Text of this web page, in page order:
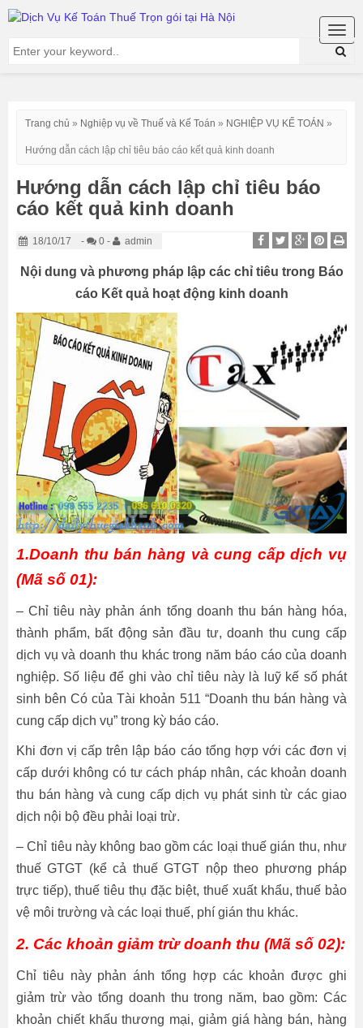
Trang chủ » Nghiệp vụ về Thuế và Kế Toán » NGHIỆP VỤ KẾ TOÁN »
Hướng dẫn cách lập chỉ tiêu báo cáo kết quả kinh doanh
Hướng dẫn cách lập chỉ tiêu báo
cáo kết quả kinh doanh
18/10/17 - 0 - admin
Nội dung và phương pháp lập các chỉ tiêu trong Báo
cáo Kết quả hoạt động kinh doanh
1.Doanh thu bán hàng và cung cấp dịch vụ
(Mã số 01):
– Chỉ tiêu này phản ánh tổng doanh thu bán hàng hóa,
thành phẩm, bất động sản đầu tư, doanh thu cung cấp
dịch vụ và doanh thu khác trong năm báo cáo của doanh
nghiệp. Số liệu để ghi vào chỉ tiêu này là luỹ kế số phát
sinh bên Có của Tài khoản 511 “Doanh thu bán hàng và
cung cấp dịch vụ” trong kỳ báo cáo.
Khi đơn vị cấp trên lập báo cáo tổng hợp với các đơn vị
cấp dưới không có tư cách pháp nhân, các khoản doanh
thu bán hàng và cung cấp dịch vụ phát sinh từ các giao
dịch nội bộ đều phải loại trừ.
– Chỉ tiêu này không bao gồm các loại thuế gián thu, như
thuế GTGT (kể cả thuế GTGT nộp theo phương pháp
trực tiếp), thuế tiêu thụ đặc biệt, thuế xuất khẩu, thuế bảo
vệ môi trường và các loại thuế, phí gián thu khác.
2. Các khoản giảm trừ doanh thu (Mã số 02):
Chỉ tiêu này phản ánh tổng hợp các khoản được ghi
giảm trừ vào tổng doanh thu trong năm, bao gồm: Các
khoản chiết khấu thương mại, giảm giá hàng bán, hàng